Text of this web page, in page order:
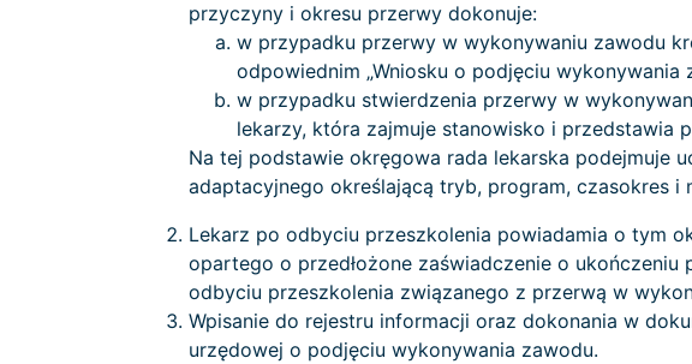
przyczyny i okresu przerwy dokonuje:
w przypadku przerwy w wykonywaniu zawodu
odpowiednim „Wniosku o podjęciu
w przypadku stwierdzenia przerwy w
lekarzy, która zajmuje stanowisko i przedstawia
Na tej podstawie okręgowa rada lekarska podejmuje
adaptacyjnego określającą tryb, program, czasokres i
Lekarz po odbyciu przeszkolenia powiadamia o tym
opartego o przedłożone zaświadczenie o
odbyciu przeszkolenia związanego z przerwą w
Wpisanie do rejestru informacji oraz dokonania w
urzędowej o podjęciu wykonywania zawodu.